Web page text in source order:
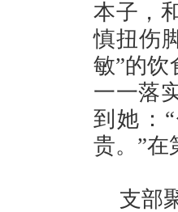
本子，
慎扭伤
敏”的饮
一一落
到她：
贵。”在
支部